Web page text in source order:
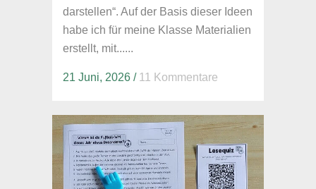
darstellen“. Auf der Basis dieser Ideen
habe ich für meine Klasse Materialien
erstellt, mit......
21 Juni, 2026 / 11 Kommentare